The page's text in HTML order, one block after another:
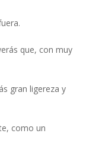
que, con muy
gran ligereza y
como un